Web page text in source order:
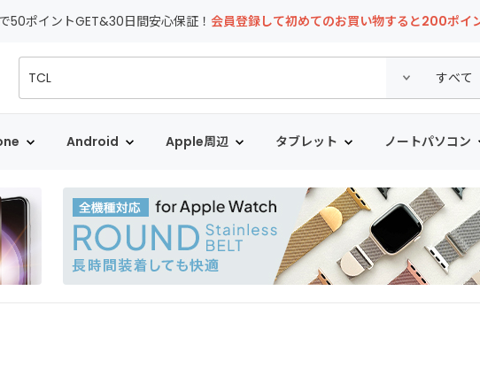
50ポイントGET&30日間安心保証！ 会員登録して初めてのお買い物すると200ポイ
Android Apple周辺 タブレット ノートパソコン